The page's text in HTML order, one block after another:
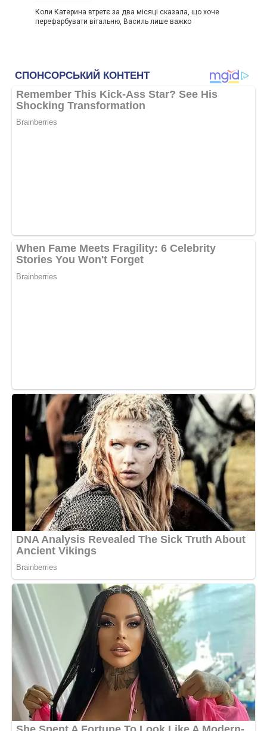
Коли Катерина втретє за два місяці сказала, що хоче
перефарбувати вітальню, Василь лише важко